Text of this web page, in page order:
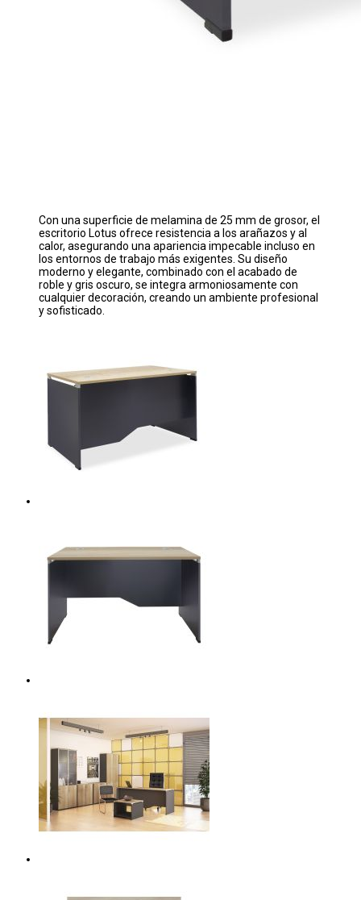
Con una superficie de melamina de 25 mm de grosor, el
escritorio Lotus ofrece resistencia a los arañazos y al
calor, asegurando una apariencia impecable incluso en
los entornos de trabajo más exigentes. Su diseño
moderno y elegante, combinado con el acabado de
roble y gris oscuro, se integra armoniosamente con
cualquier decoración, creando un ambiente profesional
y sofisticado.